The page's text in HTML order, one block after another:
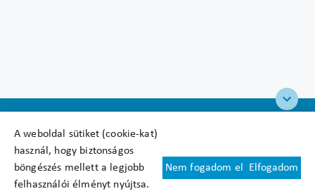
A weboldal sütiket (cookie-kat)
használ, hogy biztonságos
böngészés mellett a legjobb
felhasználói élményt nyújtsa.
Nem fogadom el Elfogadom
Felhasználási feltételek